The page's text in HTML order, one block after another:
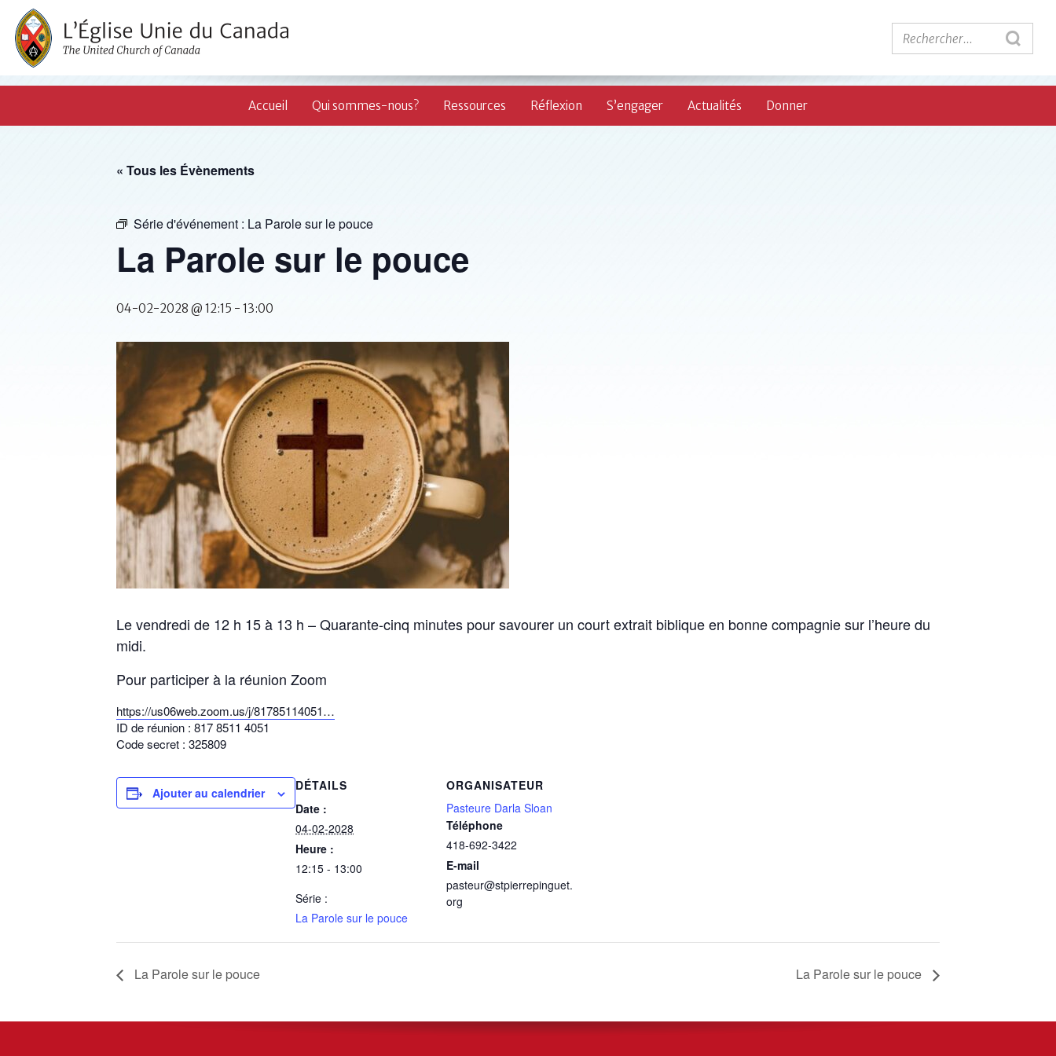
Accueil Qui sommes-nous? Ressources Réflexion S’engager Actualités Donner
« Tous les Évènements
Série d'événement : La Parole sur le pouce
La Parole sur le pouce
04-02-2028 @ 12:15 - 13:00
Le vendredi de 12 h 15 à 13 h – Quarante-cinq minutes pour savourer un court extrait biblique en bonne compagnie sur l’heure du
midi.
Pour participer à la réunion Zoom
https://us06web.zoom.us/j/81785114051…
ID de réunion : 817 8511 4051
Code secret : 325809
Ajouter au calendrier
DÉTAILS
Date :
04-02-2028
Heure :
12:15 - 13:00
Série :
La Parole sur le pouce
ORGANISATEUR
Pasteure Darla Sloan
Téléphone
418-692-3422
E-mail
pasteur@stpierrepinguet.
org
La Parole sur le pouce La Parole sur le pouce